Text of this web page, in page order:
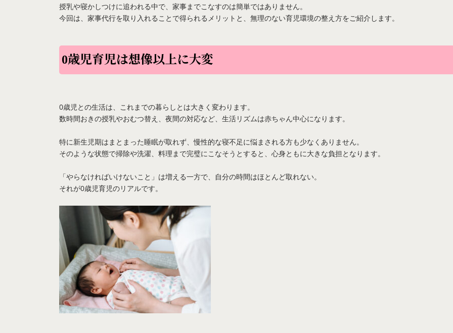
授乳や寝かしつけに追われる中で、家事までこなすのは簡単ではありません。
今回は、家事代行を取り入れることで得られるメリットと、無理のない育児環境の整え方をご紹介します。
0歳児育児は想像以上に大変
0歳児との生活は、これまでの暮らしとは大きく変わります。
数時間おきの授乳やおむつ替え、夜間の対応など、生活リズムは赤ちゃん中心になります。
特に新生児期はまとまった睡眠が取れず、慢性的な寝不足に悩まされる方も少なくありません。
そのような状態で掃除や洗濯、料理まで完璧にこなそうとすると、心身ともに大きな負担となります。
「やらなければいけないこと」は増える一方で、自分の時間はほとんど取れない。
それが0歳児育児のリアルです。